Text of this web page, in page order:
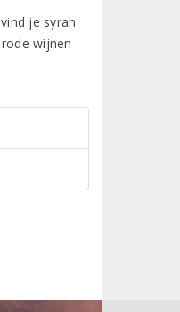
je syrah
wijnen